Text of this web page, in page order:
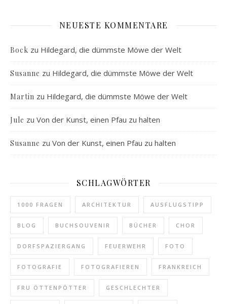
NEUESTE KOMMENTARE
Bock zu Hildegard, die dümmste Möwe der Welt
Susanne zu Hildegard, die dümmste Möwe der Welt
Martin zu Hildegard, die dümmste Möwe der Welt
Jule zu Von der Kunst, einen Pfau zu halten
Susanne zu Von der Kunst, einen Pfau zu halten
SCHLAGWÖRTER
1000 FRAGEN ARCHITEKTUR AUSFLUGSTIPP
BLOG BUCHSOUVENIR BÜCHER CHOR
DORFSPAZIERGANG FEUERWEHR FOTO
FOTOGRAFIE FOTOGRAFIEREN FRANKREICH
FRU ÖTTENPÖTTER GESCHLECHTER